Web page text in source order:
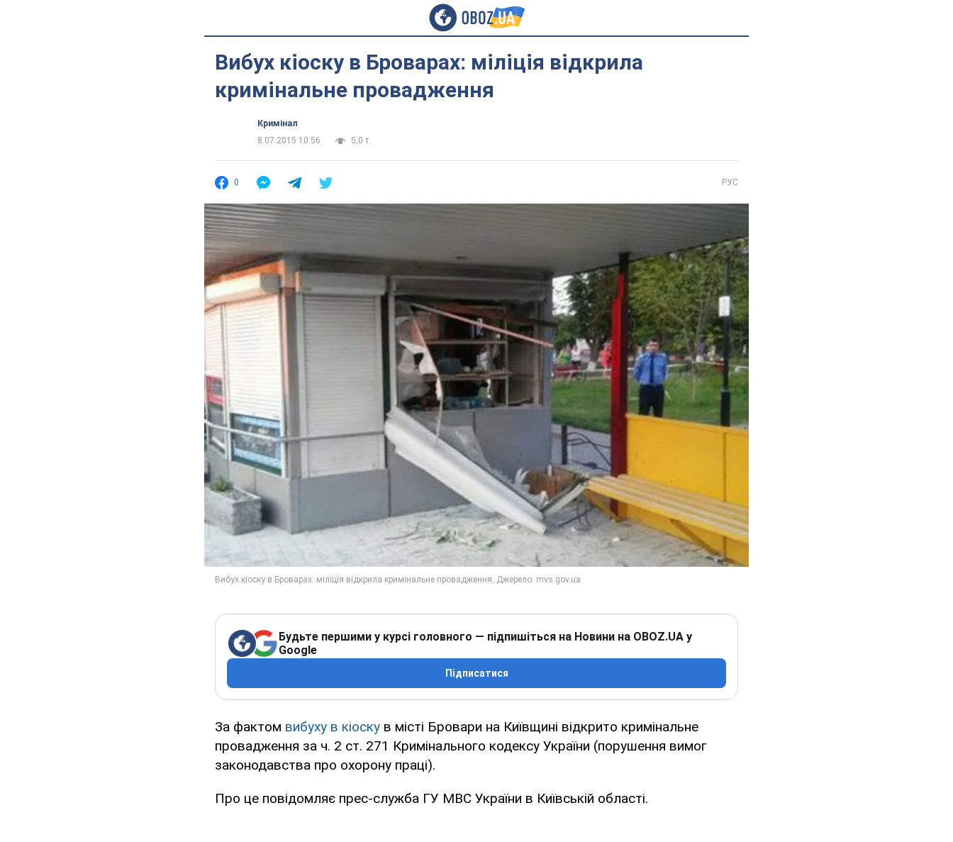
Вибух кіоску в Броварах: міліція відкрила
кримінальне провадження
Кримінал
8.07.2015 10:56
5,0 т.
0 РУС
Будьте першими у курсі головного — підпишіться на Новини на OBOZ.UA у
Google
Підписатися
За фактом вибуху в кіоску в місті Бровари на Київщині відкрито кримінальне
провадження за ч. 2 ст. 271 Кримінального кодексу України (порушення вимог
законодавства про охорону праці).
Про це повідомляє прес-служба ГУ МВС України в Київській області.